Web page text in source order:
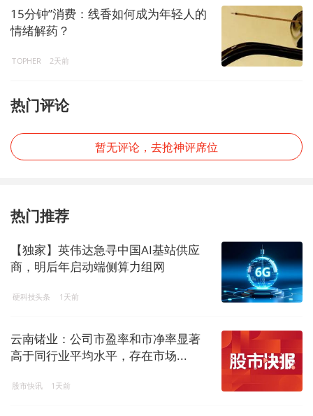
15分钟”消费：线香如何成为年轻人的
情绪解药？
TOPHER 2天前
热门评论
暂无评论，去抢神评席位
热门推荐
【独家】英伟达急寻中国AI基站供应
商，明后年启动端侧算力组网
硬科技头条 1天前
云南锗业：公司市盈率和市净率显著
高于同行业平均水平，存在市场...
股市快讯 1天前